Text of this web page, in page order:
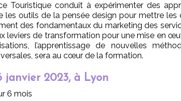
Touristique conduit à expérimenter des
les outils de la pensée design pour mettre les
des fondamentaux du marketing des
leviers de transformation pour une mise en
l’apprentissage de nouvelles
sera au cœur de la formation.
janvier 2023, à Lyon
6 mois